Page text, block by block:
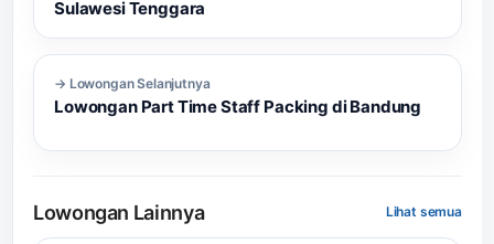
Sulawesi Tenggara
→ Lowongan Selanjutnya
Lowongan Part Time Staff Packing di Bandung
Lowongan Lainnya Lihat semua